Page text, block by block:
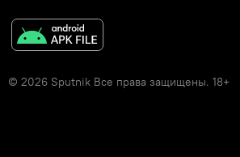
© 2026 Sputnik Все права защищены. 18+